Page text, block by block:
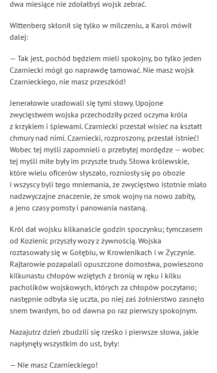
dwa miesiące nie zdołałbyś wojsk zebrać.
Wittenberg skłonił się tylko w milczeniu, a Karol mówił
dalej:
— Tak jest, pochód będziem mieli spokojny, bo tylko jeden
Czarniecki mógł go naprawdę tamować. Nie masz wojsk
Czarnieckiego, nie masz przeszkód!
Jenerałowie uradowali się tymi słowy. Upojone
zwycięstwem wojska przechodziły przed oczyma króla
z krzykiem i śpiewami. Czarniecki przestał wisieć na kształt
chmury nad nimi. Czarniecki, rozproszony, przestał istnieć!
Wobec tej myśli zapomnieli o przebytej mordędze — wobec
tej myśli miłe były im przyszłe trudy. Słowa królewskie,
które wielu oficerów słyszało, rozniosły się po obozie
i wszyscy byli tego mniemania, że zwycięstwo istotnie miało
nadzwyczajne znaczenie, że smok wojny na nowo zabity,
a jeno czasy pomsty i panowania nastaną.
Król dał wojsku kilkanaście godzin spoczynku; tymczasem
od Kozienic przyszły wozy z żywnością. Wojska
roztasowały się w Gołębiu, w Krowienikach i w Życzynie.
Rajtarowie pozapalali opuszczone domostwa, powieszono
kilkunastu chłopów wziętych z bronią w ręku i kilku
pacholików wojskowych, których za chłopów poczytano;
następnie odbyła się uczta, po niej zaś żołnierstwo zasnęło
snem twardym, bo od dawna po raz pierwszy spokojnym.
Nazajutrz dzień zbudzili się rześko i pierwsze słowa, jakie
napłynęły wszystkim do ust, były:
— Nie masz Czarnieckiego!